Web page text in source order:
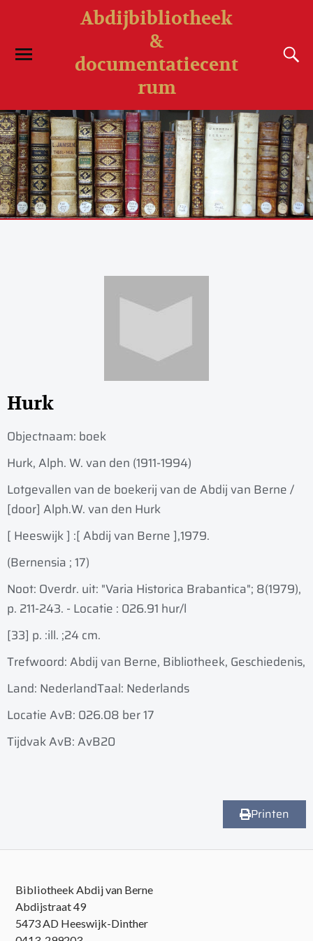
Abdijbibliotheek
&
documentatiecent
rum
Hurk
Objectnaam: boek
Hurk, Alph. W. van den (1911-1994)
Lotgevallen van de boekerij van de Abdij van Berne /
[door] Alph.W. van den Hurk
[ Heeswijk ] :[ Abdij van Berne ],1979.
(Bernensia ; 17)
Noot: Overdr. uit: "Varia Historica Brabantica"; 8(1979),
p. 211-243. - Locatie : 026.91 hur/l
[33] p. :ill. ;24 cm.
Trefwoord: Abdij van Berne, Bibliotheek, Geschiedenis,
Land: NederlandTaal: Nederlands
Locatie AvB: 026.08 ber 17
Tijdvak AvB: AvB20
Printen
Bibliotheek Abdij van Berne
Abdijstraat 49
5473 AD Heeswijk-Dinther